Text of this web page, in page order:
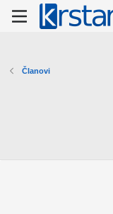
Članovi